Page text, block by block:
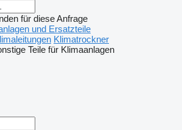
für diese Anfrage
und Ersatzteile
Klimatrockner
Teile für Klimaanlagen